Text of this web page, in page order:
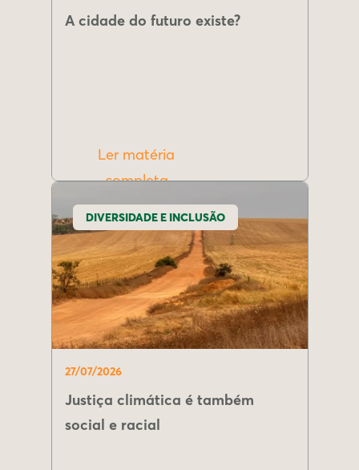
A cidade do futuro existe?
Ler matéria
completa
DIVERSIDADE E INCLUSÃO
27/07/2026
Justiça climática é também
social e racial